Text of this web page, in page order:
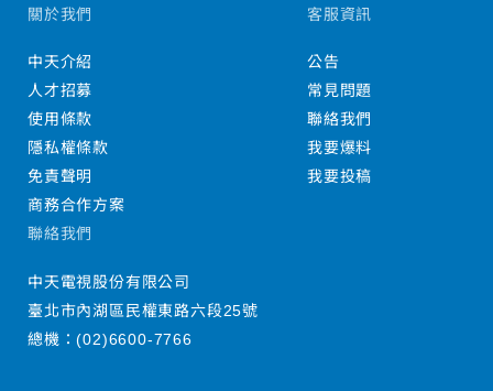
關於我們
中天介紹
人才招募
使用條款
隱私權條款
免責聲明
商務合作方案
客服資訊
公告
常見問題
聯絡我們
我要爆料
我要投稿
聯絡我們
中天電視股份有限公司
臺北市內湖區民權東路六段25號
總機：(02)6600-7766